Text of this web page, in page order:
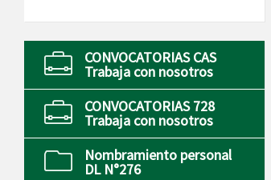
CONVOCATORIAS CAS
Trabaja con nosotros
CONVOCATORIAS 728
Trabaja con nosotros
Nombramiento personal
DL N°276